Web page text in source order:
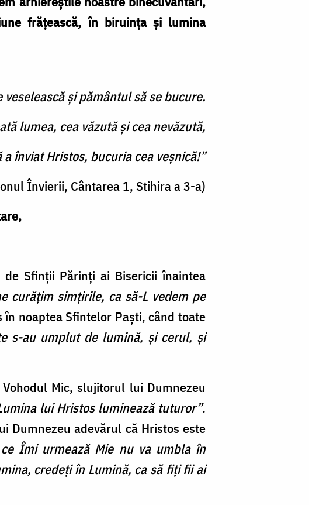
frățească, în biruința și lumina
și pământul să se bucure.
lumea, cea văzută și cea nevăzută,
a înviat Hristos, bucuria cea veșnică!”
Învierii, Cântarea 1, Stihira a 3-a)
Sfinții Părinți ai Bisericii înaintea
curățim simțirile, ca să-L vedem pe
în noaptea Sfintelor Paști, când toate
s-au umplut de lumină, și cerul, și
Mic, slujitorul lui Dumnezeu
lui Hristos luminează tuturor”.
Dumnezeu adevărul că Hristos este
Îmi urmează Mie nu va umbla în
credeți în Lumină, ca să fiți fii ai